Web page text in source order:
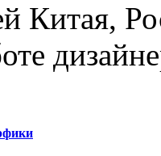
Китая,